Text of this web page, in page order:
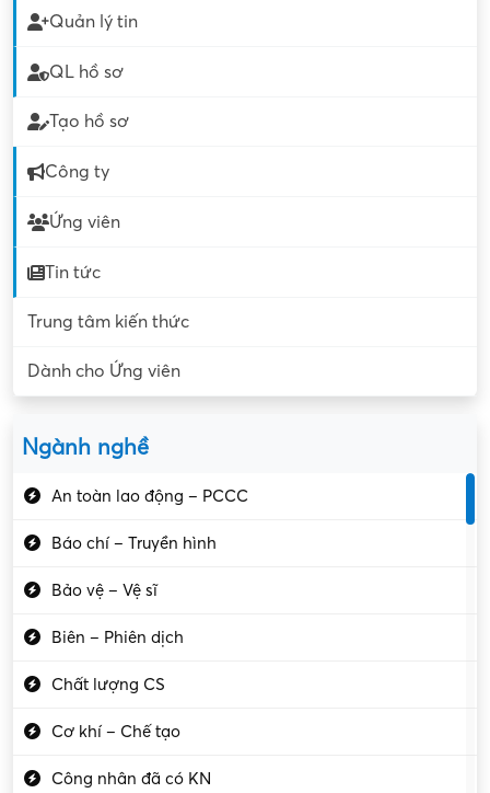
Quản lý tin
QL hồ sơ
Tạo hồ sơ
Công ty
Ứng viên
Tin tức
Trung tâm kiến thức
Dành cho Ứng viên
Ngành nghề
An toàn lao động – PCCC
Báo chí – Truyền hình
Bảo vệ – Vệ sĩ
Biên – Phiên dịch
Chất lượng CS
Cơ khí – Chế tạo
Công nhân đã có KN